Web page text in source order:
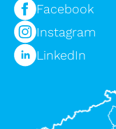
Facebook
Instagram
LinkedIn